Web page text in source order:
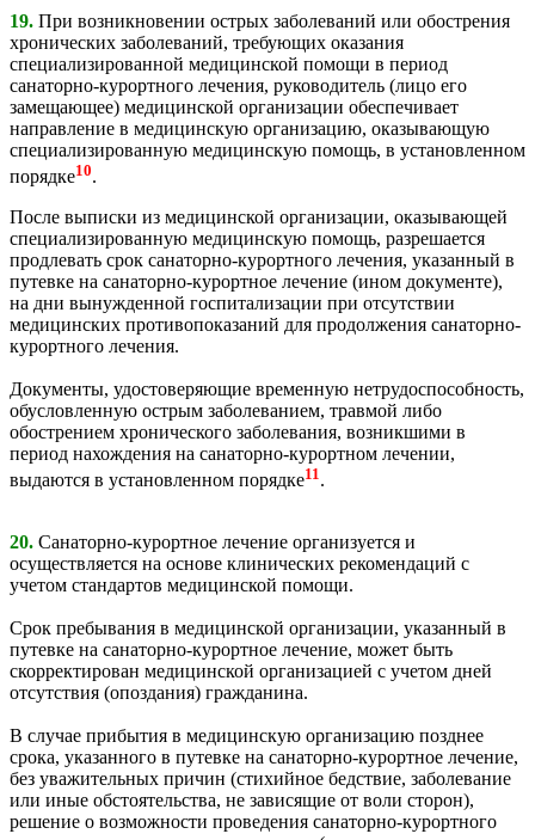
19. При возникновении острых заболеваний или обострения
хронических заболеваний, требующих оказания
специализированной медицинской помощи в период
санаторно-курортного лечения, руководитель (лицо его
замещающее) медицинской организации обеспечивает
направление в медицинскую организацию, оказывающую
специализированную медицинскую помощь, в установленном
порядке10.
После выписки из медицинской организации, оказывающей
специализированную медицинскую помощь, разрешается
продлевать срок санаторно-курортного лечения, указанный в
путевке на санаторно-курортное лечение (ином документе),
на дни вынужденной госпитализации при отсутствии
медицинских противопоказаний для продолжения санаторно-
курортного лечения.
Документы, удостоверяющие временную нетрудоспособность,
обусловленную острым заболеванием, травмой либо
обострением хронического заболевания, возникшими в
период нахождения на санаторно-курортном лечении,
выдаются в установленном порядке11 .
20. Санаторно-курортное лечение организуется и
осуществляется на основе клинических рекомендаций с
учетом стандартов медицинской помощи.
Срок пребывания в медицинской организации, указанный в
путевке на санаторно-курортное лечение, может быть
скорректирован медицинской организацией с учетом дней
отсутствия (опоздания) гражданина.
В случае прибытия в медицинскую организацию позднее
срока, указанного в путевке на санаторно-курортное лечение,
без уважительных причин (стихийное бедствие, заболевание
или иные обстоятельства, не зависящие от воли сторон),
решение о возможности проведения санаторно-курортного